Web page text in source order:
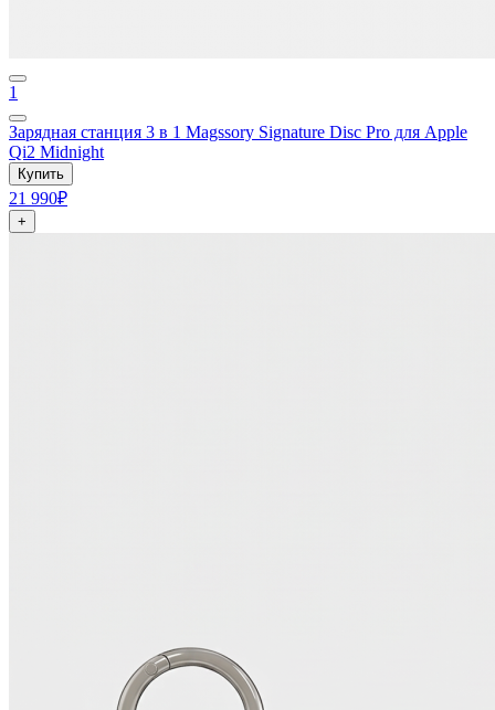
1
Зарядная станция 3 в 1 Magssory Signature Disc Pro для Apple
Qi2 Midnight
Купить
21 990₽
+